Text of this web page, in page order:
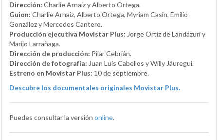
Dirección: Charlie Arnaiz y Alberto Ortega.
Guion: Charlie Arnaiz, Alberto Ortega, Myriam Casin, Emilio
González y Mercedes Cantero.
Producción ejecutiva Movistar Plus: Jorge Ortiz de Landázuri y
Marijo Larrañaga.
Dirección de producción: Pilar Cebrián.
Dirección de fotografía: Juan Luis Cabellos y Willy Jáuregui.
Estreno en Movistar Plus: 10 de septiembre.
Descubre los documentales originales Movistar Plus.
Puedes consultar la versión online.